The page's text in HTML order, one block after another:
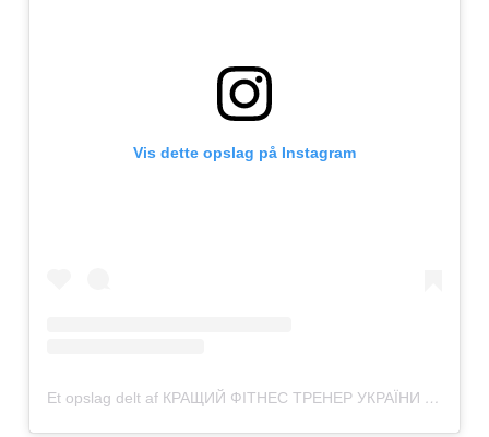
Vis dette opslag på Instagram
Et opslag delt af КРАЩИЙ ФІТНЕС ТРЕНЕР УКРАЇНИ 🏆 (@ilonachernobai)